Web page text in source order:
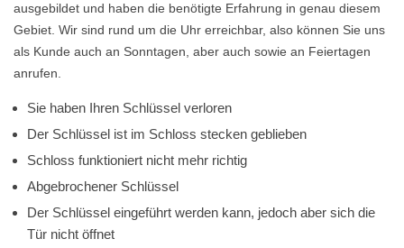
ausgebildet und haben die benötigte Erfahrung in genau diesem
Gebiet. Wir sind rund um die Uhr erreichbar, also können Sie uns
als Kunde auch an Sonntagen, aber auch sowie an Feiertagen
anrufen.
Sie haben Ihren Schlüssel verloren
Der Schlüssel ist im Schloss stecken geblieben
Schloss funktioniert nicht mehr richtig
Abgebrochener Schlüssel
Der Schlüssel eingeführt werden kann, jedoch aber sich die
Tür nicht öffnet